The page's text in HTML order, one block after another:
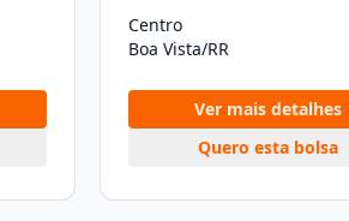
Centro
Boa Vista/RR
Ver mais detalhes
Quero esta bolsa